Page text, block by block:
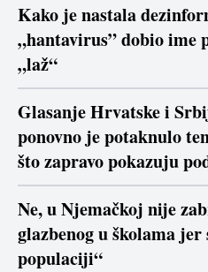
Kako je nastala
„hantavirus” dobio ime
„laž“
Glasanje Hrvatske i
ponovno je potaknulo
što zapravo pokazuju
Ne, u Njemačkoj nije
glazbenog u školama
populaciji“